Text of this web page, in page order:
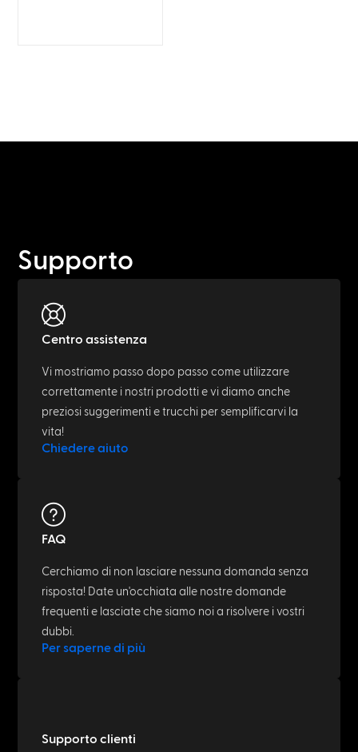
Supporto
Centro assistenza
Vi mostriamo passo dopo passo come utilizzare
correttamente i nostri prodotti e vi diamo anche
preziosi suggerimenti e trucchi per semplificarvi la
vita!
Chiedere aiuto
FAQ
Cerchiamo di non lasciare nessuna domanda senza
risposta! Date un'occhiata alle nostre domande
frequenti e lasciate che siamo noi a risolvere i vostri
dubbi.
Per saperne di più
Supporto clienti